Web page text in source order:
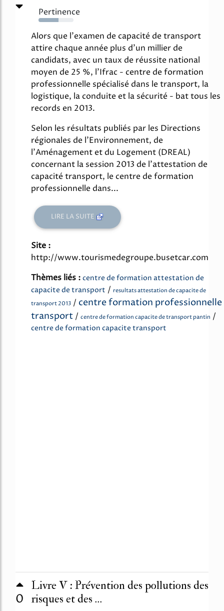
Pertinence
57%
Alors que l'examen de capacité de transport
attire chaque année plus d'un millier de
candidats, avec un taux de réussite national
moyen de 25 %, l'Ifrac - centre de formation
professionnelle spécialisé dans le transport, la
logistique, la conduite et la sécurité - bat tous les
records en 2013.
Selon les résultats publiés par les Directions
régionales de l'Environnement, de
l'Aménagement et du Logement (DREAL)
concernant la session 2013 de l'attestation de
capacité transport, le centre de formation
professionnelle dans...
LIRE LA SUITE
Site :
http://www.tourismedegroupe.busetcar.com
Thèmes liés : centre de formation attestation de
capacite de transport / resultats attestation de capacite de
transport 2013 / centre formation professionnelle
transport / centre de formation capacite de transport pantin /
centre de formation capacite transport
0
Livre V : Prévention des pollutions des
risques et des ...